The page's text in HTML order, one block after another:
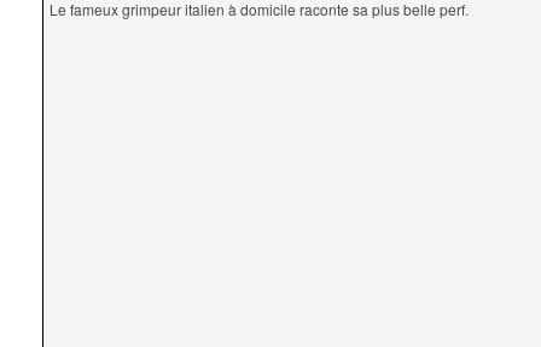
Le fameux grimpeur italien à domicile raconte sa plus belle perf.